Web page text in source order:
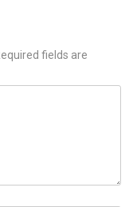
fields are